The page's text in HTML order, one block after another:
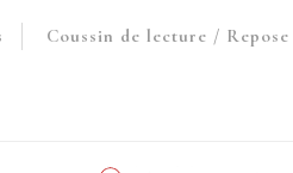
Coussin de lecture /